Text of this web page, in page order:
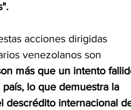
acciones dirigidas
venezolanos son
más que un intento
lo que demuestra la
descrédito internacional